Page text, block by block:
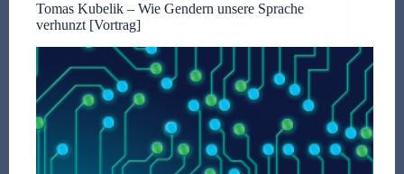
Tomas Kubelik – Wie Gendern unsere Sprache
verhunzt [Vortrag]